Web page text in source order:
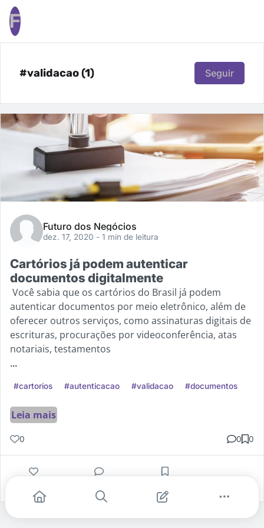
F
#validacao (1) Seguir
Futuro dos Negócios
dez. 17, 2020 - 1 min de leitura
Cartórios já podem autenticar
documentos digitalmente
Você sabia que os cartórios do Brasil já podem
autenticar documentos por meio eletrônico, além de
oferecer outros serviços, como assinaturas digitais de
escrituras, procurações por videoconferência, atas
notariais, testamentos
...
#cartorios #autenticacao #validacao #documentos
Leia mais
0 0 0